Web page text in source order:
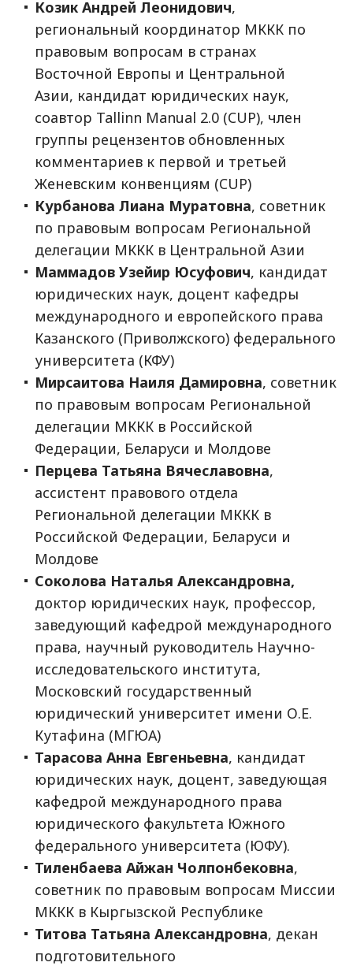
Козик Андрей Леонидович,
региональный координатор МККК по
правовым вопросам в странах
Восточной Европы и Центральной
Азии, кандидат юридических наук,
соавтор Tallinn Manual 2.0 (CUP), член
группы рецензентов обновленных
комментариев к первой и третьей
Женевским конвенциям (CUP)
Курбанова Лиана Муратовна, советник
по правовым вопросам Региональной
делегации МККК в Центральной Азии
Маммадов Узейир Юсуфович, кандидат
юридических наук, доцент кафедры
международного и европейского права
Казанского (Приволжского) федерального
университета (КФУ)
Мирсаитова Наиля Дамировна, советник
по правовым вопросам Региональной
делегации МККК в Российской
Федерации, Беларуси и Молдове
Перцева Татьяна Вячеславовна,
ассистент правового отдела
Региональной делегации МККК в
Российской Федерации, Беларуси и
Молдове
Соколова Наталья Александровна,
доктор юридических наук, профессор,
заведующий кафедрой международного
права, научный руководитель Научно-
исследовательского института,
Московский государственный
юридический университет имени О.Е.
Кутафина (МГЮА)
Тарасова Анна Евгеньевна, кандидат
юридических наук, доцент, заведующая
кафедрой международного права
юридического факультета Южного
федерального университета (ЮФУ).
Тиленбаева Айжан Чолпонбековна,
советник по правовым вопросам Миссии
МККК в Кыргызской Республике
Титова Татьяна Александровна, декан
подготовительного